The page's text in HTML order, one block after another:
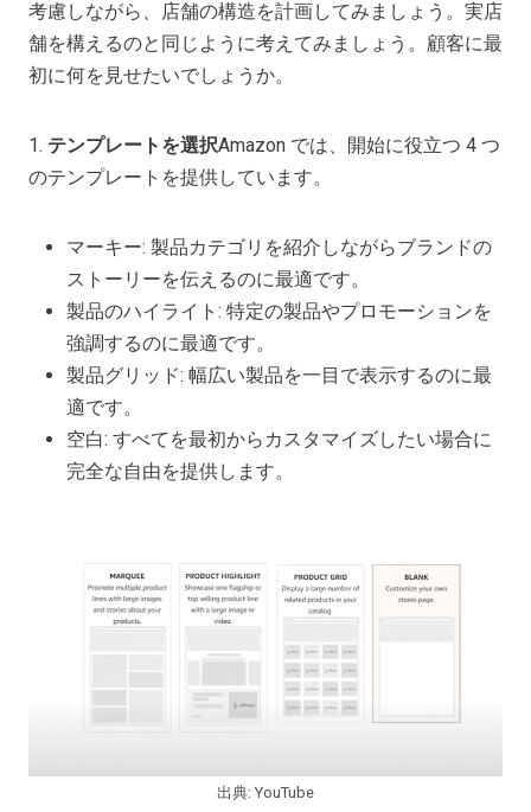
考慮しながら、店舗の構造を計画してみましょう。実店
舗を構えるのと同じように考えてみましょう。顧客に最
初に何を見せたいでしょうか。
1. テンプレートを選択Amazon では、開始に役立つ 4 つ
のテンプレートを提供しています。
マーキー: 製品カテゴリを紹介しながらブランドの
ストーリーを伝えるのに最適です。
製品のハイライト: 特定の製品やプロモーションを
強調するのに最適です。
製品グリッド: 幅広い製品を一目で表示するのに最
適です。
空白: すべてを最初からカスタマイズしたい場合に
完全な自由を提供します。
出典: YouTube